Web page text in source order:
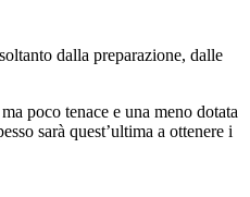
dalla preparazione, dalle
poco tenace e una meno dotata
sarà quest’ultima a ottenere i